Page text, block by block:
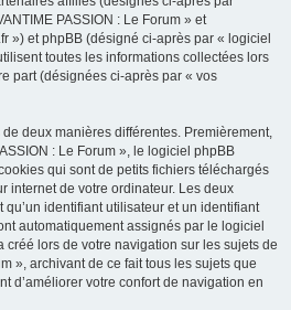
PASSION : Le Forum » et
») et phpBB (désigné ci-après par « logiciel
toutes les informations collectées lors
part (désignées ci-après par « vos
deux manières différentes. Premièrement,
: Le Forum », le logiciel phpBB
qui sont de petits fichiers téléchargés
internet de votre ordinateur. Les deux
identifiant utilisateur et un identifiant
automatiquement assignés par le logiciel
créé lors de votre navigation sur les sujets de
», archivant de ce fait tous les sujets que
d’améliorer votre confort de navigation en